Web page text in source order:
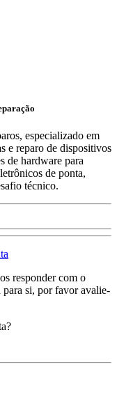
especializado em
e reparo de dispositivos
de hardware para
de ponta,
técnico.
responder com o
si, por favor avalie-